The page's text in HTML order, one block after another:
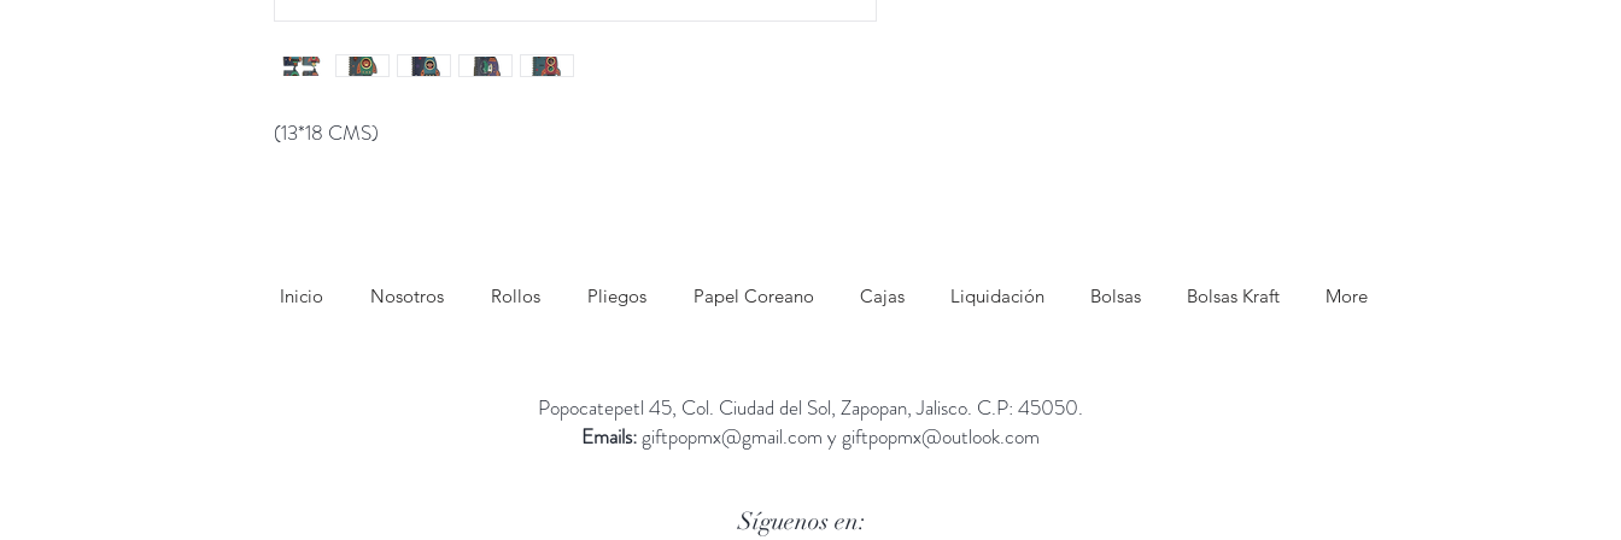
(13*18 CMS)
Inicio Nosotros Rollos Pliegos Papel Coreano Cajas Liquidación Bolsas Bolsas Kraft More
Popocatepetl 45, Col. Ciudad del Sol, Zapopan, Jalisco. C.P: 45050.
Emails:giftpopmx@gmail.com ygiftpopmx@outlook.com
Síguenos en: